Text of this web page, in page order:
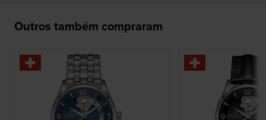
Outros também compraram